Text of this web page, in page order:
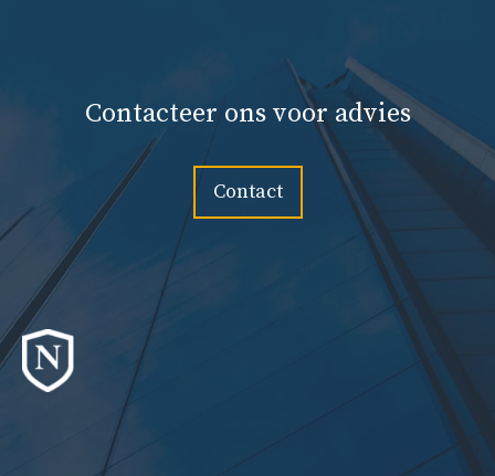
Contacteer ons voor advies
Contact